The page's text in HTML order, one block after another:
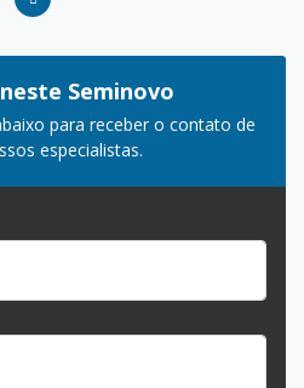
Seminovo
para receber o contato de
especialistas.